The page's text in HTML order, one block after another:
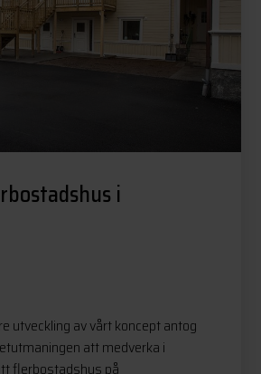
i
utveckling av vårt koncept antog
att medverka i
flerbostadshus på